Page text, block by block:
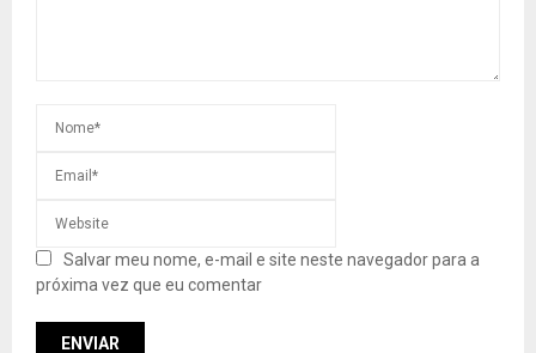
Salvar meu nome, e-mail e site neste navegador para a
próxima vez que eu comentar